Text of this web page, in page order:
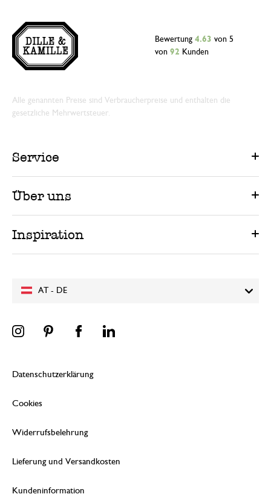
AT - DE
Bewertung 4.63 von 5
von 92 Kunden
Alle genannten Preise sind Verbraucherpreise und enthalten die
gesetzliche Mehrwertsteuer.
Service
Über uns
Inspiration
Datenschutzerklärung
Cookies
Widerrufsbelehrung
Lieferung und Versandkosten
Kundeninformation